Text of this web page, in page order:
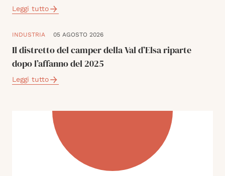
Leggi tutto
INDUSTRIA 05 AGOSTO 2026
Il distretto del camper della Val d’Elsa riparte
dopo l’affanno del 2025
Leggi tutto